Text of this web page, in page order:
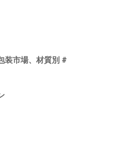
装市場、材質別 #